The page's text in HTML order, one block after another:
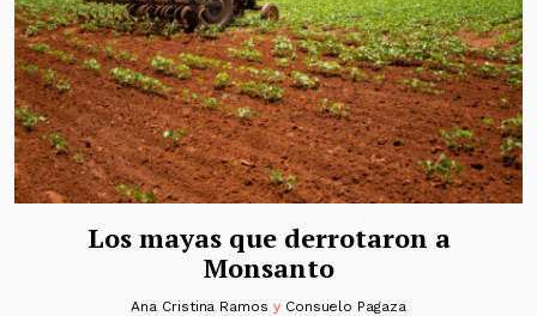
Los mayas que derrotaron a
Monsanto
Ana Cristina Ramos y Consuelo Pagaza